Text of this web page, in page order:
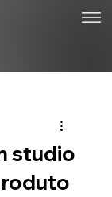
studio